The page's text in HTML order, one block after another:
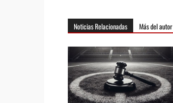
Noticias Relacionadas Más del autor